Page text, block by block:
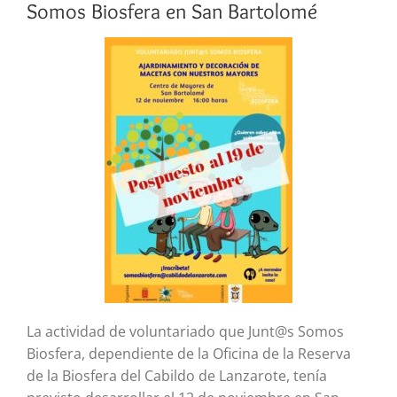
Somos Biosfera en San Bartolomé
La actividad de voluntariado que Junt@s Somos
Biosfera, dependiente de la Oficina de la Reserva
de la Biosfera del Cabildo de Lanzarote, tenía